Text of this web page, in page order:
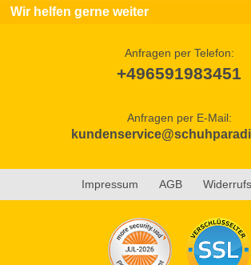
Wir helfen gerne weiter
Anfragen per Telefon:
+496591983451
Anfragen per E-Mail:
Impressum AGB